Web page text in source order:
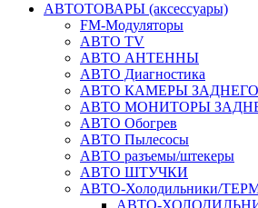
АВТОТОВАРЫ (аксессуары)
FM-Модуляторы
АВТО TV
АВТО АНТЕННЫ
АВТО Диагностика
АВТО КАМЕРЫ
АВТО МОНИТОРЫ
АВТО Обогрев
АВТО Пылесосы
АВТО разъемы/штекеры
АВТО ШТУЧКИ
АВТО-Холодильники/
АВТО-